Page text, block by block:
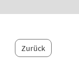
Zurück